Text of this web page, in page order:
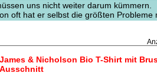
uns nicht weiter darum kümmern.
oft hat er selbst die größten Probleme
James & Nicholson Bio T-Shirt mit
Ausschnitt